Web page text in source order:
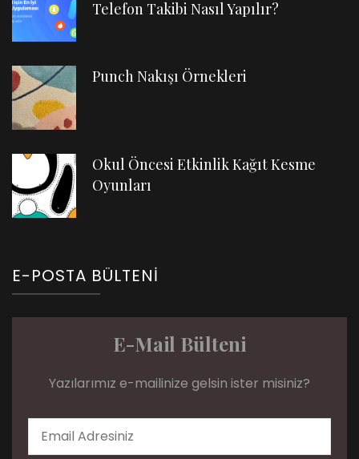
Telefon Takibi Nasıl Yapılır?
Punch Nakışı Örnekleri
Okul Öncesi Etkinlik Kağıt Kesme
Oyunları
E-POSTA BÜLTENI
E-Mail Bülteni
Yazılarımız e-mailinize gelsin ister misiniz?